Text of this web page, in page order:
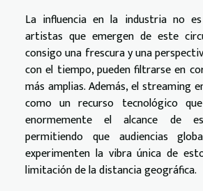
La influencia en la industria no es
artistas que emergen de este
consigo una frescura y una
con el tiempo, pueden filtrarse en
más amplias. Además, el streaming
como un recurso tecnológico
enormemente el alcance de
permitiendo que audiencias
experimenten la vibra única de
limitación de la distancia geográfica.